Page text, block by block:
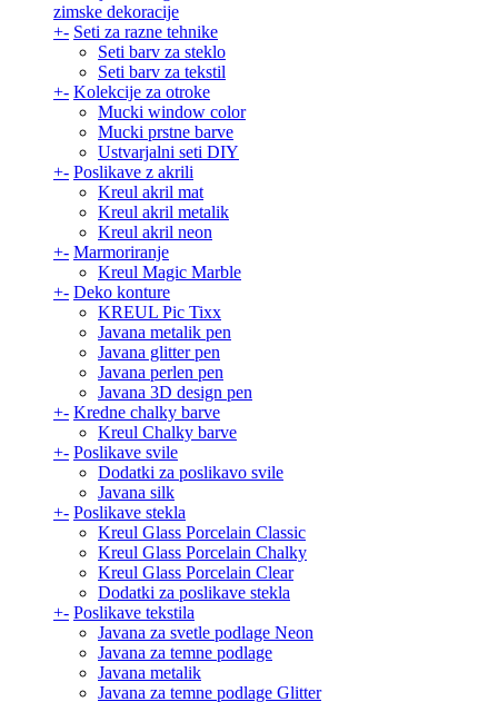
zimske dekoracije
+- Seti za razne tehnike
Seti barv za steklo
Seti barv za tekstil
+- Kolekcije za otroke
Mucki window color
Mucki prstne barve
Ustvarjalni seti DIY
+- Poslikave z akrili
Kreul akril mat
Kreul akril metalik
Kreul akril neon
+- Marmoriranje
Kreul Magic Marble
+- Deko konture
KREUL Pic Tixx
Javana metalik pen
Javana glitter pen
Javana perlen pen
Javana 3D design pen
+- Kredne chalky barve
Kreul Chalky barve
+- Poslikave svile
Dodatki za poslikavo svile
Javana silk
+- Poslikave stekla
Kreul Glass Porcelain Classic
Kreul Glass Porcelain Chalky
Kreul Glass Porcelain Clear
Dodatki za poslikave stekla
+- Poslikave tekstila
Javana za svetle podlage Neon
Javana za temne podlage
Javana metalik
Javana za temne podlage Glitter